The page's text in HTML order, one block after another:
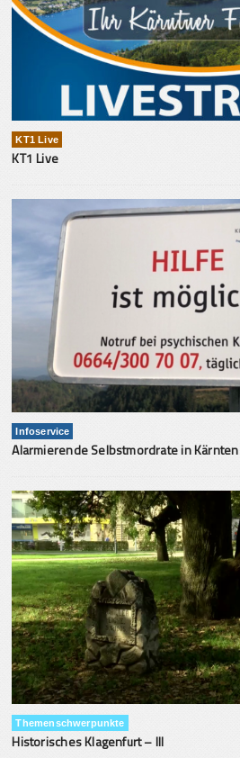
KT1 Live
KT1 Live
Infoservice
Alarmierende Selbstmordrate in Kärnten
Themenschwerpunkte
Historisches Klagenfurt – III